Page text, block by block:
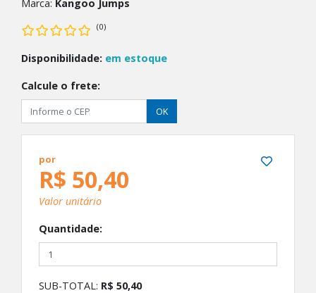
Marca: Kangoo Jumps
(0)
Disponibilidade: em estoque
Calcule o frete:
OK
por
R$ 50,40
Valor unitário
Quantidade:
SUB-TOTAL: R$ 50,40